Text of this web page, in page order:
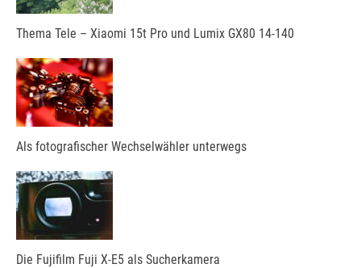
Thema Tele – Xiaomi 15t Pro und Lumix GX80 14-140
Als fotografischer Wechselwähler unterwegs
Die Fujifilm Fuji X-E5 als Sucherkamera